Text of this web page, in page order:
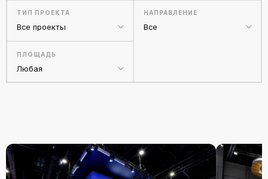
ТИП ПРОЕКТА
Все проекты
НАПРАВЛЕНИЕ
Все
ПЛОЩАДЬ
Любая